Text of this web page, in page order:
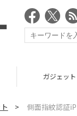
> 側面指紋認証